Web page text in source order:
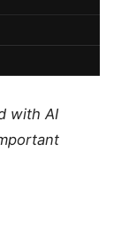
with AI